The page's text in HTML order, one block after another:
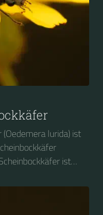
lurida) ist
ist